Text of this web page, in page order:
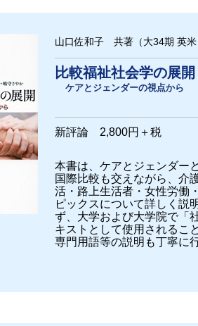
山口佐和子 共著（大34期 英米
比較福祉社会学の展開
ケアとジェンダーの視点から
新評論 2,800円＋税
本書は、ケアとジェンダー
国際比較も交えながら、介
活・路上生活者・女性労働
ピックスについて詳しく説
ず、大学および大学院で「
キストとして使用されるこ
専門用語等の説明も丁寧に